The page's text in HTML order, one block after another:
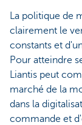
La politique de
clairement le
constants et
Pour atteindre
Liantis peut
marché de la
dans la
commande et